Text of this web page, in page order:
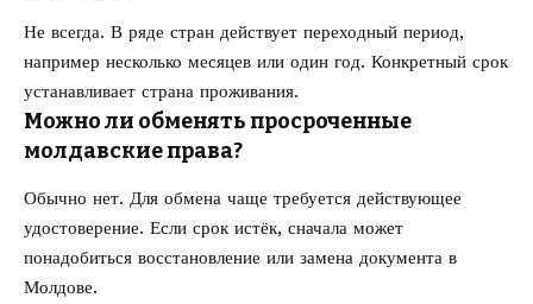
Не всегда. В ряде стран действует переходный период,
например несколько месяцев или один год. Конкретный срок
устанавливает страна проживания.
Можно ли обменять просроченные
молдавские права?
Обычно нет. Для обмена чаще требуется действующее
удостоверение. Если срок истёк, сначала может
понадобиться восстановление или замена документа в
Молдове.